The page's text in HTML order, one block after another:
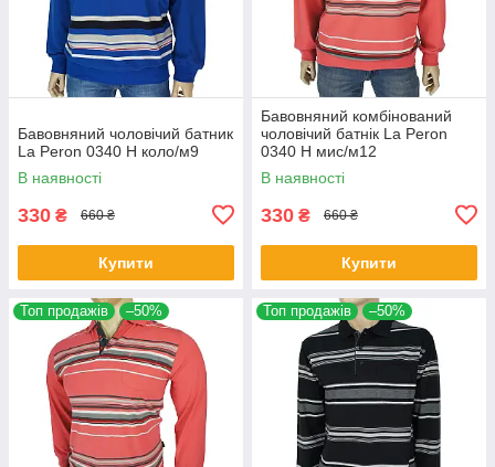
Бавовняний чоловічий батник
La Peron 0340 H коло/м9
В наявності
330 ₴ 660 ₴
Купити
Бавовняний комбінований
чоловічий батнік La Peron
0340 H мис/м12
В наявності
330 ₴ 660 ₴
Купити
Топ продажів –50% Топ продажів –50%